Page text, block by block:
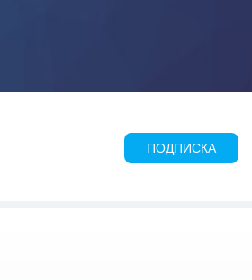
ПОДПИСКА